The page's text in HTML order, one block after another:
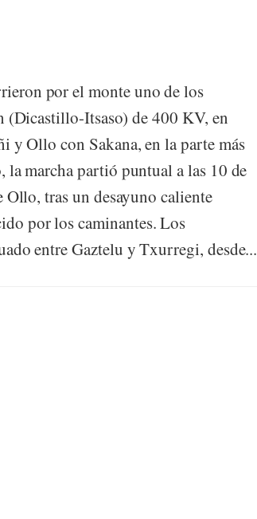
por el monte uno de los
(Dicastillo-Itsaso) de 400 KV, en
y Ollo con Sakana, en la parte más
marcha partió puntual a las 10 de
tras un desayuno caliente
por los caminantes. Los
entre Gaztelu y Txurregi, desde...